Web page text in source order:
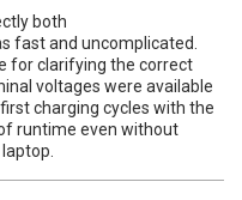
both
fast and uncomplicated.
for clarifying the correct
voltages were available
charging cycles with the
runtime even without